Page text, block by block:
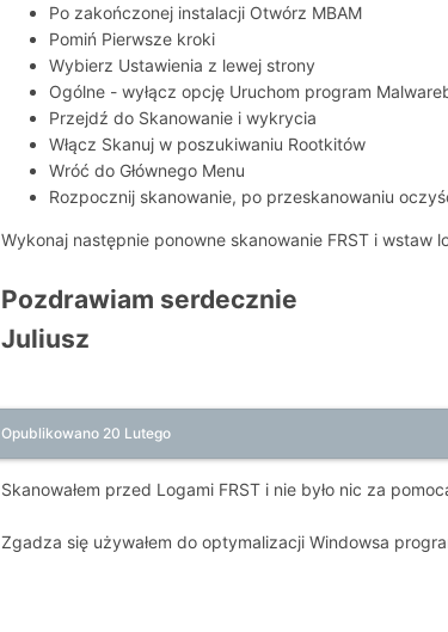
Po zakończonej instalacji Otwórz MBAM
Pomiń Pierwsze kroki
Wybierz Ustawienia z lewej strony
Ogólne - wyłącz opcję Uruchom program
Przejdź do Skanowanie i wykrycia
Włącz Skanuj w poszukiwaniu Rootkitów
Wróć do Głównego Menu
Rozpocznij skanowanie, po przeskanowaniu
Wykonaj następnie ponowne skanowanie FRST i wstaw
Pozdrawiam serdecznie
Juliusz
Opublikowano 20 Lutego
Skanowałem przed Logami FRST i nie było nic za
Zgadza się używałem do optymalizacji Windowsa